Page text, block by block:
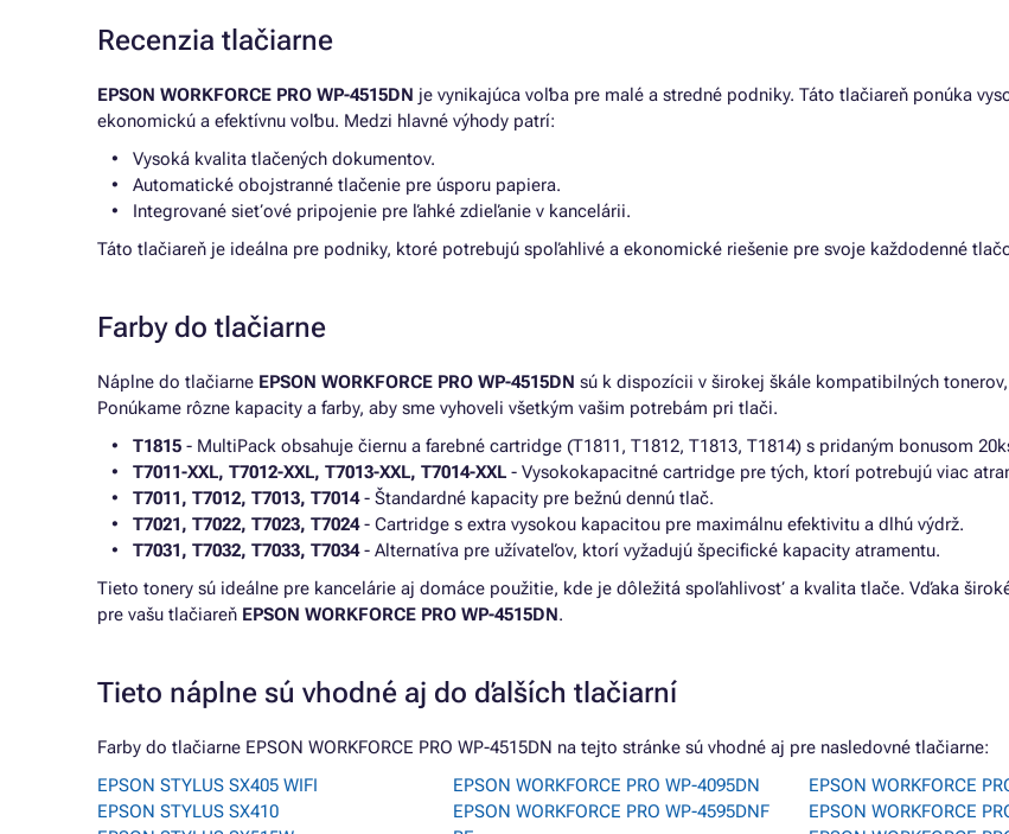
Recenzia tlačiarne
EPSON WORKFORCE PRO WP-4515DN je vynikajúca voľba pre malé a stredné podniky. Táto tlačiareň ponúka
ekonomickú a efektívnu voľbu. Medzi hlavné výhody patrí:
Vysoká kvalita tlačených dokumentov.
Automatické obojstranné tlačenie pre úsporu papiera.
Integrované sieťové pripojenie pre ľahké zdieľanie v kancelárii.
Táto tlačiareň je ideálna pre podniky, ktoré potrebujú spoľahlivé a ekonomické riešenie pre svoje každodenné
Farby do tlačiarne
Náplne do tlačiarne EPSON WORKFORCE PRO WP-4515DN sú k dispozícii v širokej škále kompatibilných
Ponúkame rôzne kapacity a farby, aby sme vyhoveli všetkým vašim potrebám pri tlači.
T1815 - MultiPack obsahuje čiernu a farebné cartridge (T1811, T1812, T1813, T1814) s pridaným bonusom
T7011-XXL, T7012-XXL, T7013-XXL, T7014-XXL - Vysokokapacitné cartridge pre tých, ktorí potrebujú viac
T7011, T7012, T7013, T7014- Štandardné kapacity pre bežnú dennú tlač.
T7021, T7022, T7023, T7024- Cartridge s extra vysokou kapacitou pre maximálnu efektivitu a dlhú výdrž.
T7031, T7032, T7033, T7034- Alternatíva pre užívateľov, ktorí vyžadujú špecifické kapacity atramentu.
Tieto tonery sú ideálne pre kancelárie aj domáce použitie, kde je dôležitá spoľahlivosť a kvalita tlače. Vďaka
pre vašu tlačiareň EPSON WORKFORCE PRO WP-4515DN.
Tieto náplne sú vhodné aj do ďalších tlačiarní
Farby do tlačiarne EPSON WORKFORCE PRO WP-4515DN na tejto stránke sú vhodné aj pre nasledovné tlačiarne:
EPSON STYLUS SX405 WIFI
EPSON STYLUS SX410
EPSON WORKFORCE PRO WP-4095DN
EPSON WORKFORCE PRO WP-4595DNF
EPSON WORKFORCE
EPSON WORKFORCE